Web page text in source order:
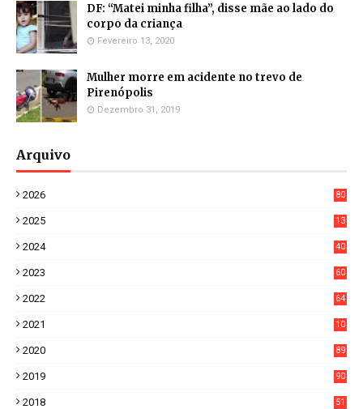
DF: “Matei minha filha”, disse mãe ao lado do
corpo da criança
Fevereiro 13, 2020
Mulher morre em acidente no trevo de
Pirenópolis
Dezembro 31, 2019
Arquivo
2026
80
2025
13
2024
40
2023
60
2022
64
2021
10
2020
89
2019
90
2018
51